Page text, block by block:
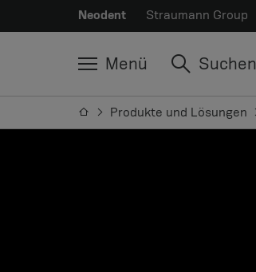
Neodent Straumann Group
Menü Suchen
Produkte und Lösungen